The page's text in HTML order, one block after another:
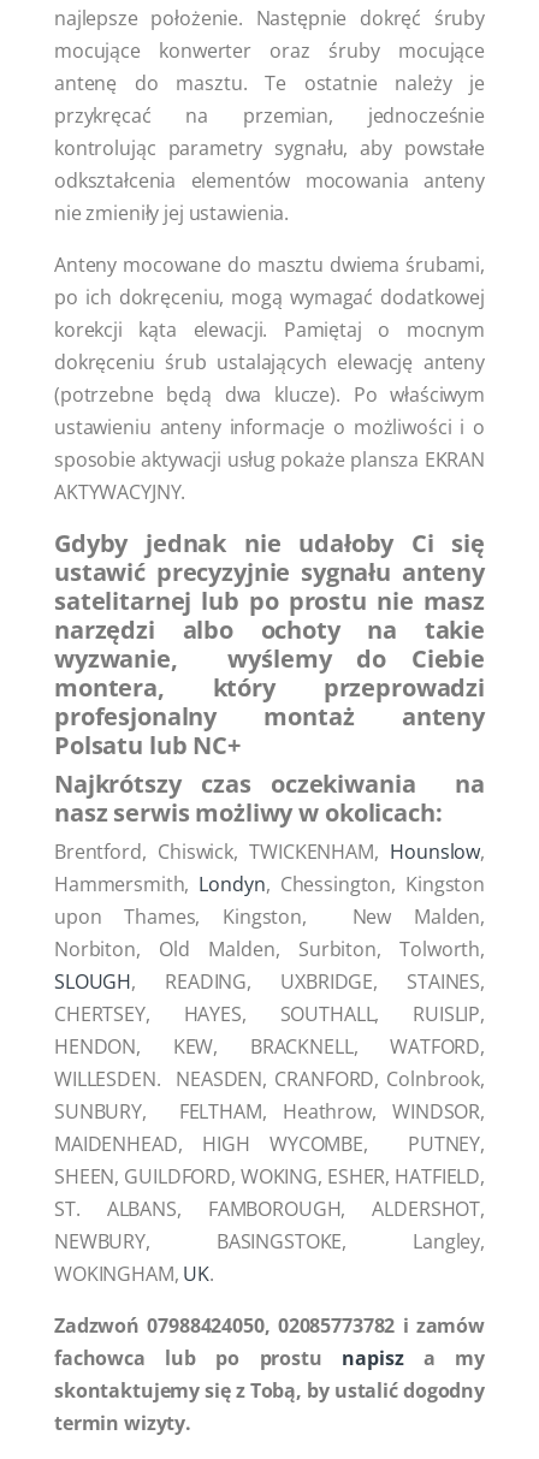
najlepsze położenie. Następnie dokręć śruby
mocujące konwerter oraz śruby mocujące
antenę do masztu. Te ostatnie należy je
przykręcać na przemian, jednocześnie
kontrolując parametry sygnału, aby powstałe
odkształcenia elementów mocowania anteny
nie zmieniły jej ustawienia.
Anteny mocowane do masztu dwiema śrubami,
po ich dokręceniu, mogą wymagać dodatkowej
korekcji kąta elewacji. Pamiętaj o mocnym
dokręceniu śrub ustalających elewację anteny
(potrzebne będą dwa klucze). Po właściwym
ustawieniu anteny informacje o możliwości i o
sposobie aktywacji usług pokaże plansza EKRAN
AKTYWACYJNY.
Gdyby jednak nie udałoby Ci się
ustawić precyzyjnie sygnału anteny
satelitarnej lub po prostu nie masz
narzędzi albo ochoty na takie
wyzwanie, wyślemy do Ciebie
montera, który przeprowadzi
profesjonalny montaż anteny
Polsatu lub NC+
Najkrótszy czas oczekiwania na
nasz serwis możliwy w okolicach:
Brentford, Chiswick, TWICKENHAM, Hounslow,
Hammersmith, Londyn, Chessington, Kingston
upon Thames, Kingston, New Malden,
Norbiton, Old Malden, Surbiton, Tolworth,
SLOUGH, READING, UXBRIDGE, STAINES,
CHERTSEY, HAYES, SOUTHALL, RUISLIP,
HENDON, KEW, BRACKNELL, WATFORD,
WILLESDEN. NEASDEN, CRANFORD, Colnbrook,
SUNBURY, FELTHAM, Heathrow, WINDSOR,
MAIDENHEAD, HIGH WYCOMBE, PUTNEY,
SHEEN, GUILDFORD, WOKING, ESHER, HATFIELD,
ST. ALBANS, FAMBOROUGH, ALDERSHOT,
NEWBURY, BASINGSTOKE, Langley,
WOKINGHAM, UK.
Zadzwoń 07988424050, 02085773782 i zamów
fachowca lub po prostu napisza my
skontaktujemy się z Tobą, by ustalić dogodny
termin wizyty.